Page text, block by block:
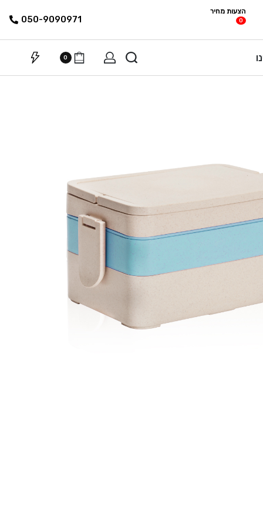
הצעות מחיר
0 פריטים 050-9090971
0